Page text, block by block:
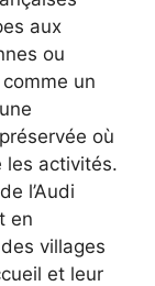
aux
ou
un
où
les activités.
l’Audi
en
villages
et leur